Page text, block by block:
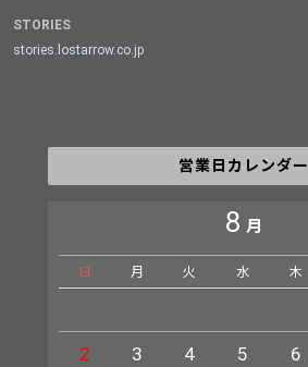
STORIES
stories.lostarrow.co.jp
営業日カレンダー
8 月
日 月 火 水 木
2
3 4 5 6